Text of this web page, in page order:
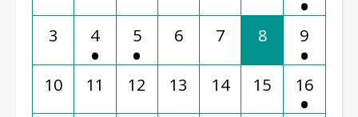
3 4 5 6 7 8 9
10 11 12 13 14 15 16